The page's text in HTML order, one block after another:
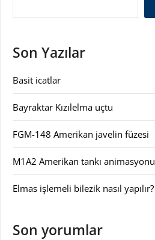
Son Yazılar
Basit icatlar
Bayraktar Kızılelma uçtu
FGM-148 Amerikan javelin füzesi
M1A2 Amerikan tankı animasyonu
Elmas işlemeli bilezik nasıl yapılır?
Son yorumlar